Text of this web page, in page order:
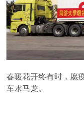
春暖花开终有时，愿
车水马龙。